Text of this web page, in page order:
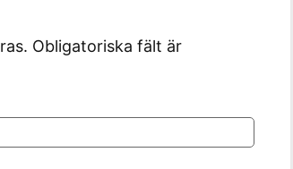
Obligatoriska fält är